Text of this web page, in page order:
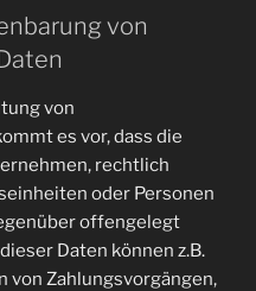
von
von
es vor, dass die
rechtlich
oder Personen
offengelegt
Daten können z.B.
von Zahlungsvorgängen,